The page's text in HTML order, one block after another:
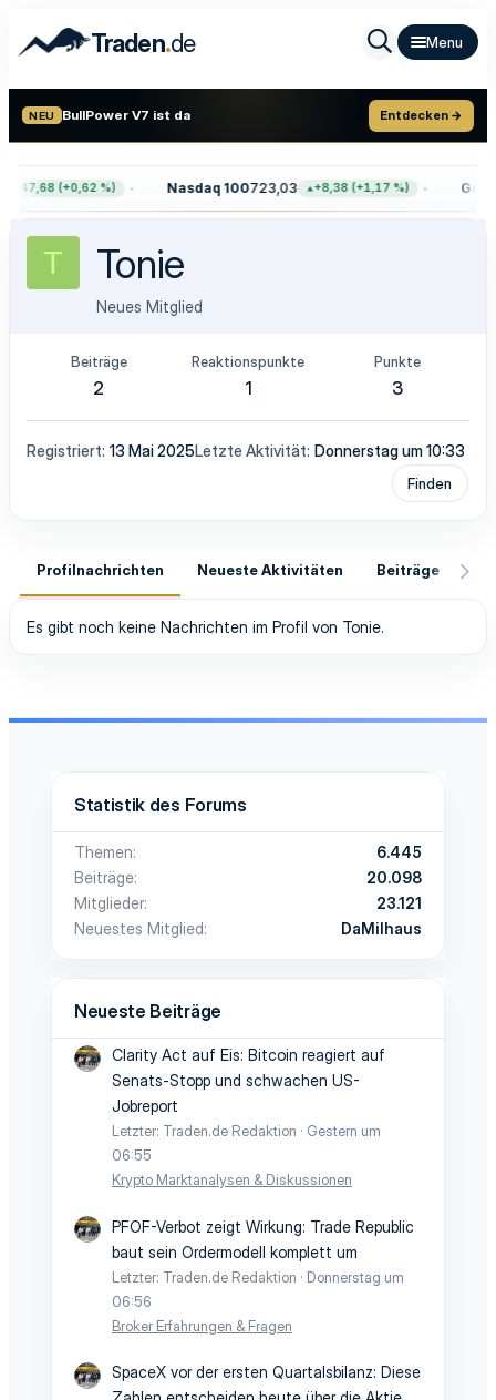
Traden.de
NEU BullPower V7 ist da Entdecken →
+47,68 (+0,62 %) Nasdaq 100723,03 +8,38 (+1,17 %) Gold
T Tonie
Neues Mitglied
Beiträge
2
Reaktionspunkte
1
Punkte
3
Registriert 13 Mai 2025Letzte Aktivität Donnerstag um 10:33
Finden
Profilnachrichten Neueste Aktivitäten Beiträge
Es gibt noch keine Nachrichten im Profil von Tonie.
Statistik des Forums
Themen
6.445
Beiträge
20.098
Mitglieder
23.121
Neuestes Mitglied
DaMilhaus
Neueste Beiträge
Clarity Act auf Eis: Bitcoin reagiert auf
Senats-Stopp und schwachen US-
Jobreport
Letzter: Traden.de Redaktion
Gestern um
06:55
Krypto Marktanalysen & Diskussionen
PFOF-Verbot zeigt Wirkung: Trade Republic
baut sein Ordermodell komplett um
Letzter: Traden.de Redaktion
Donnerstag um
06:56
Broker Erfahrungen & Fragen
SpaceX vor der ersten Quartalsbilanz: Diese